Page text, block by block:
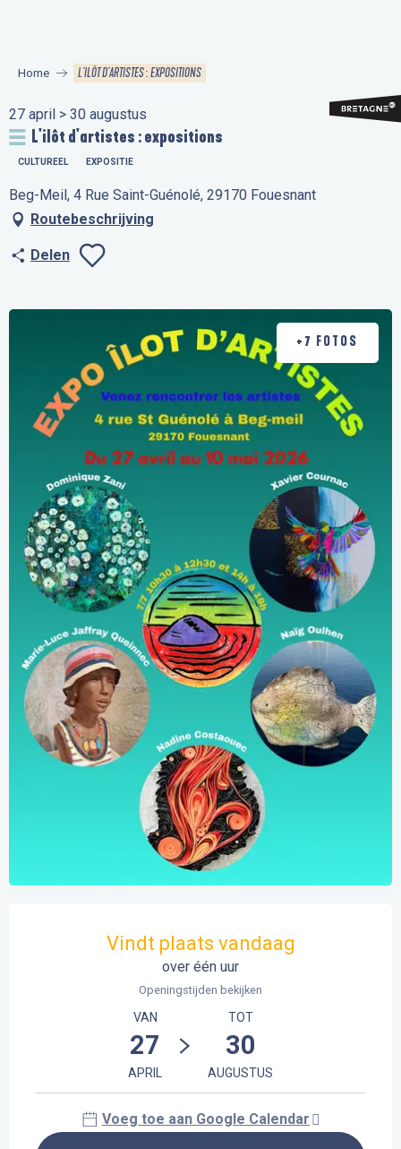
principal
Home L'ILÔT D'ARTISTES : EXPOSITIONS
27 april > 30 augustus
L'ilôt d'artistes : expositions
CULTUREEL EXPOSITIE
Beg-Meil, 4 Rue Saint-Guénolé, 29170 Fouesnant
Routebeschrijving
Delen
+7 FOTOS
Vindt plaats vandaag
over één uur
Openingstijden bekijken
VAN
27
APRIL
TOT
30
AUGUSTUS
Voeg toe aan Google Calendar